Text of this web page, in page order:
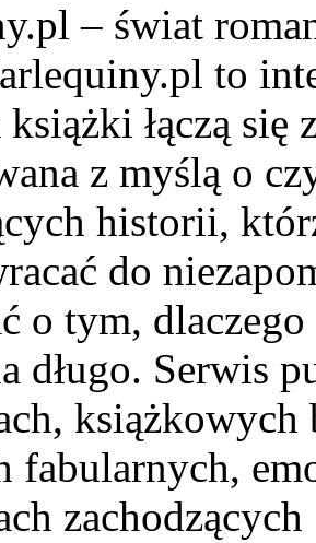
– świat
to
łączą się
z myślą o
historii,
do
o tym,
długo. Serwis
fabularnych,